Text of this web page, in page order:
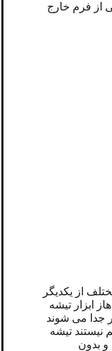
از فرم خارج
از یکدیگر
ابزار تیشه
جدا می شوند
تیشه
بدون